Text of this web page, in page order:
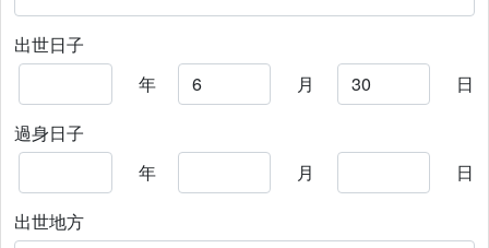
出世日子
年
月
日
過身日子
年
月
日
出世地方